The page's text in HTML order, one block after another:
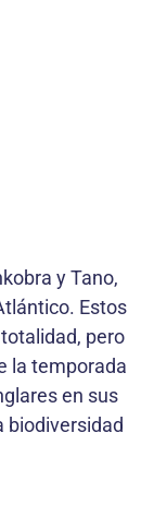
y Tano,
Estos
pero
la temporada
en sus
biodiversidad